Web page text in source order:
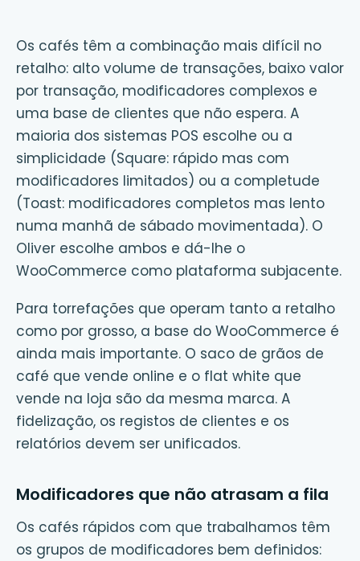
Os cafés têm a combinação mais difícil no
retalho: alto volume de transações, baixo valor
por transação, modificadores complexos e
uma base de clientes que não espera. A
maioria dos sistemas POS escolhe ou a
simplicidade (Square: rápido mas com
modificadores limitados) ou a completude
(Toast: modificadores completos mas lento
numa manhã de sábado movimentada). O
Oliver escolhe ambos e dá-lhe o
WooCommerce como plataforma subjacente.
Para torrefações que operam tanto a retalho
como por grosso, a base do WooCommerce é
ainda mais importante. O saco de grãos de
café que vende online e o flat white que
vende na loja são da mesma marca. A
fidelização, os registos de clientes e os
relatórios devem ser unificados.
Modificadores que não atrasam a fila
Os cafés rápidos com que trabalhamos têm
os grupos de modificadores bem definidos: